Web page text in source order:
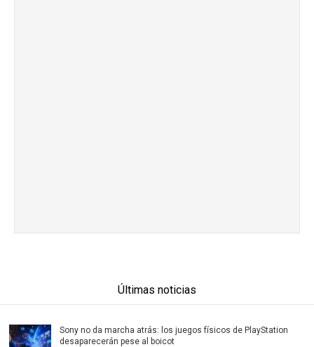
Últimas noticias
Sony no da marcha atrás: los juegos físicos de PlayStation
desaparecerán pese al boicot